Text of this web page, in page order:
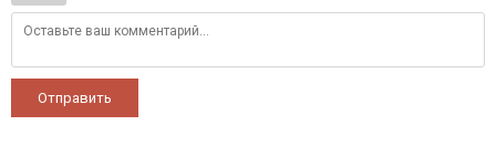
Отправить